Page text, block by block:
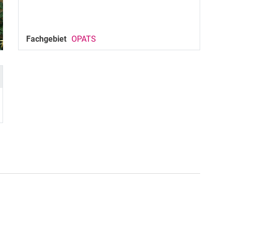
Fachgebiet OPATS
(externer Link, öffnet neues Fenster)
teilen (externer Link, öffnet neues Fenster)